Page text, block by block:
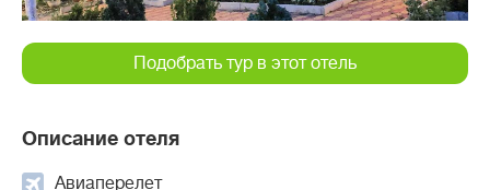
Описание отеля
Авиаперелет
Подобрать тур в этот отель